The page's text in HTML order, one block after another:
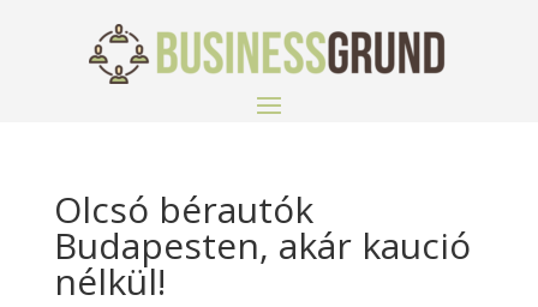
Olcsó bérautók
Budapesten, akár kaució
nélkül!